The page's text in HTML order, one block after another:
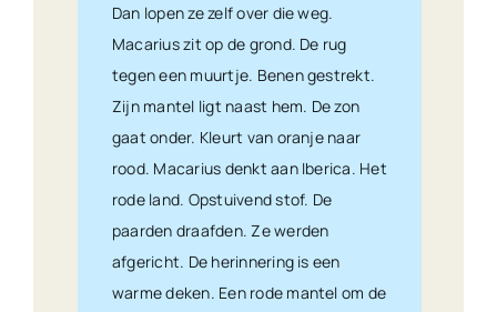
Dan lopen ze zelf over die weg.
Macarius zit op de grond. De rug
tegen een muurtje. Benen gestrekt.
Zijn mantel ligt naast hem. De zon
gaat onder. Kleurt van oranje naar
rood. Macarius denkt aan Iberica. Het
rode land. Opstuivend stof. De
paarden draafden. Ze werden
afgericht. De herinnering is een
warme deken. Een rode mantel om de